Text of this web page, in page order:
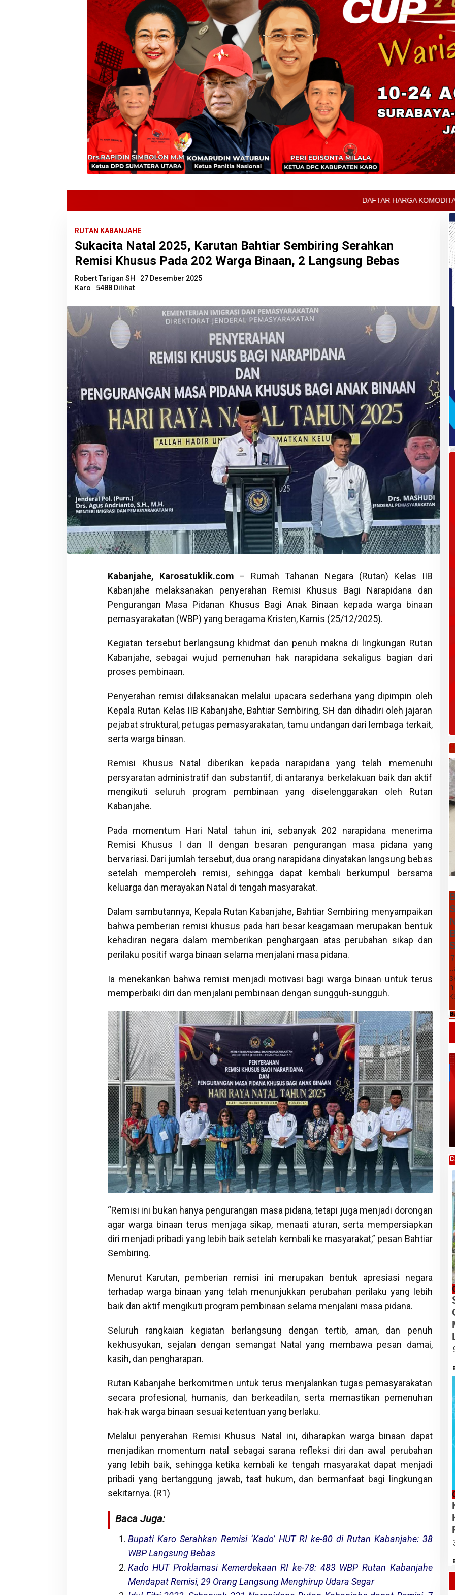
DAFTAR HARGA KOMODITAS PERTANIAN
RUTAN KABANJAHE
Sukacita Natal 2025, Karutan Bahtiar Sembiring Serahkan
Remisi Khusus Pada 202 Warga Binaan, 2 Langsung Bebas
Robert Tarigan SH
27 Desember 2025
Karo
5488 Dilihat
Kabanjahe, Karosatuklik.com – Rumah Tahanan Negara (Rutan) Kelas IIB
Kabanjahe melaksanakan penyerahan Remisi Khusus Bagi Narapidana dan
Pengurangan Masa Pidanan Khusus Bagi Anak Binaan kepada warga binaan
pemasyarakatan (WBP) yang beragama Kristen, Kamis (25/12/2025).
Kegiatan tersebut berlangsung khidmat dan penuh makna di lingkungan Rutan
Kabanjahe, sebagai wujud pemenuhan hak narapidana sekaligus bagian dari
proses pembinaan.
Penyerahan remisi dilaksanakan melalui upacara sederhana yang dipimpin oleh
Kepala Rutan Kelas IIB Kabanjahe, Bahtiar Sembiring, SH dan dihadiri oleh jajaran
pejabat struktural, petugas pemasyarakatan, tamu undangan dari lembaga terkait,
serta warga binaan.
Remisi Khusus Natal diberikan kepada narapidana yang telah memenuhi
persyaratan administratif dan substantif, di antaranya berkelakuan baik dan aktif
mengikuti seluruh program pembinaan yang diselenggarakan oleh Rutan
Kabanjahe.
Pada momentum Hari Natal tahun ini, sebanyak 202 narapidana menerima
Remisi Khusus I dan II dengan besaran pengurangan masa pidana yang
bervariasi. Dari jumlah tersebut, dua orang narapidana dinyatakan langsung bebas
setelah memperoleh remisi, sehingga dapat kembali berkumpul bersama
keluarga dan merayakan Natal di tengah masyarakat.
Dalam sambutannya, Kepala Rutan Kabanjahe, Bahtiar Sembiring menyampaikan
bahwa pemberian remisi khusus pada hari besar keagamaan merupakan bentuk
kehadiran negara dalam memberikan penghargaan atas perubahan sikap dan
perilaku positif warga binaan selama menjalani masa pidana.
Ia menekankan bahwa remisi menjadi motivasi bagi warga binaan untuk terus
memperbaiki diri dan menjalani pembinaan dengan sungguh-sungguh.
“Remisi ini bukan hanya pengurangan masa pidana, tetapi juga menjadi dorongan
agar warga binaan terus menjaga sikap, menaati aturan, serta mempersiapkan
diri menjadi pribadi yang lebih baik setelah kembali ke masyarakat,” pesan Bahtiar
Sembiring.
Menurut Karutan, pemberian remisi ini merupakan bentuk apresiasi negara
terhadap warga binaan yang telah menunjukkan perubahan perilaku yang lebih
baik dan aktif mengikuti program pembinaan selama menjalani masa pidana.
Seluruh rangkaian kegiatan berlangsung dengan tertib, aman, dan penuh
kekhusyukan, sejalan dengan semangat Natal yang membawa pesan damai,
kasih, dan pengharapan.
Rutan Kabanjahe berkomitmen untuk terus menjalankan tugas pemasyarakatan
secara profesional, humanis, dan berkeadilan, serta memastikan pemenuhan
hak-hak warga binaan sesuai ketentuan yang berlaku.
Melalui penyerahan Remisi Khusus Natal ini, diharapkan warga binaan dapat
menjadikan momentum natal sebagai sarana refleksi diri dan awal perubahan
yang lebih baik, sehingga ketika kembali ke tengah masyarakat dapat menjadi
pribadi yang bertanggung jawab, taat hukum, dan bermanfaat bagi lingkungan
sekitarnya. (R1)
Baca Juga:
Bupati Karo Serahkan Remisi ‘Kado’ HUT RI ke-80 di Rutan Kabanjahe: 38
WBP Langsung Bebas
Kado HUT Proklamasi Kemerdekaan RI ke-78: 483 WBP Rutan Kabanjahe
Mendapat Remisi, 29 Orang Langsung Menghirup Udara Segar
Daftar Harga Komoditas Pertanian
Kabupaten Karo, Sabtu 08 Agustus
2026